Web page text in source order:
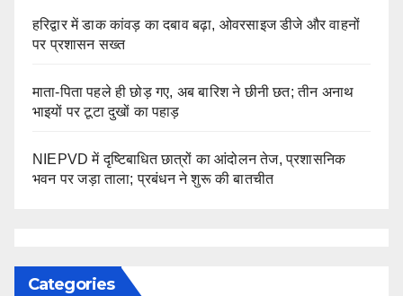
हरिद्वार में डाक कांवड़ का दबाव बढ़ा, ओवरसाइज डीजे और वाहनों
पर प्रशासन सख्त
माता-पिता पहले ही छोड़ गए, अब बारिश ने छीनी छत; तीन अनाथ
भाइयों पर टूटा दुखों का पहाड़
NIEPVD में दृष्टिबाधित छात्रों का आंदोलन तेज, प्रशासनिक
भवन पर जड़ा ताला; प्रबंधन ने शुरू की बातचीत
Categories